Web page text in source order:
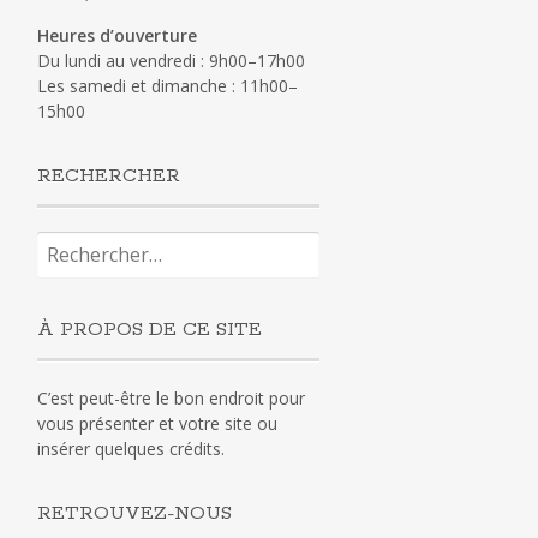
Heures d’ouverture
Du lundi au vendredi : 9h00–17h00
Les samedi et dimanche : 11h00–
15h00
RECHERCHER
Rechercher :
À PROPOS DE CE SITE
C’est peut-être le bon endroit pour
vous présenter et votre site ou
insérer quelques crédits.
RETROUVEZ-NOUS